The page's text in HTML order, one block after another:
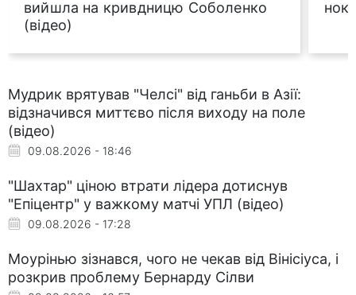
вийшла на кривдницю Соболенко
(відео)
Мудрик врятував "Челсі" від ганьби в Азії:
відзначився миттєво після виходу на поле
(відео)
09.08.2026 - 18:46
"Шахтар" ціною втрати лідера дотиснув
"Епіцентр" у важкому матчі УПЛ (відео)
09.08.2026 - 17:28
Моурінью зізнався, чого не чекав від Вінісіуса, і
розкрив проблему Бернарду Сілви